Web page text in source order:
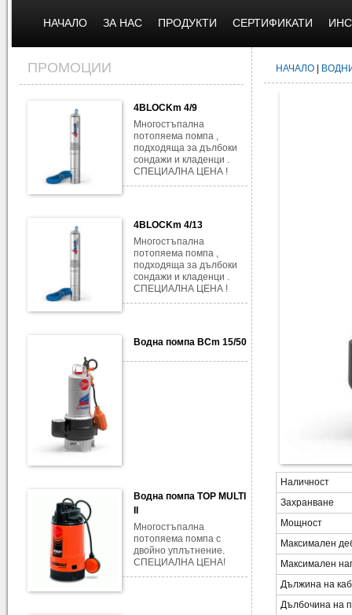
НАЧАЛО ЗА НАС ПРОДУКТИ СЕРТИФИКАТИ
ПРОМОЦИИ
4BLOCKm 4/9
Многостъпална
потопяема помпа ,
подходяща за дълбоки
сондажи и кладенци .
СПЕЦИАЛНА ЦЕНА !
4BLOCKm 4/13
Многостъпална
потопяема помпа ,
подходяща за дълбоки
сондажи и кладенци .
СПЕЦИАЛНА ЦЕНА !
Водна помпа BCm 15/50
Водна помпа TOP MULTI
II
Многостъпална
потопяема помпа с
двойно уплътнение.
СПЕЦИАЛНА ЦЕНА!
НАЧАЛО
Наличност
Захранване
Мощност
Максимален
Максимален
Дължина на
Дълбочина на